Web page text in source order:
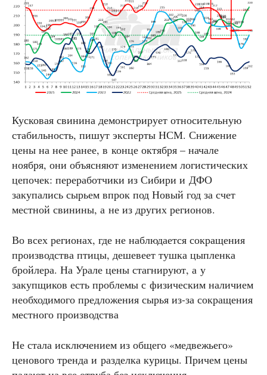
Кусковая свинина демонстрирует относительную
стабильность, пишут эксперты НСМ. Снижение
цены на нее ранее, в конце октября – начале
ноября, они объясняют изменением логистических
цепочек: переработчики из Сибири и ДФО
закупались сырьем впрок под Новый год за счет
местной свинины, а не из других регионов.
Во всех регионах, где не наблюдается сокращения
производства птицы, дешевеет тушка цыпленка
бройлера. На Урале цены стагнируют, а у
закупщиков есть проблемы с физическим наличием
необходимого предложения сырья из-за сокращения
местного производства
Не стала исключением из общего «медвежьего»
ценового тренда и разделка курицы. Причем цены